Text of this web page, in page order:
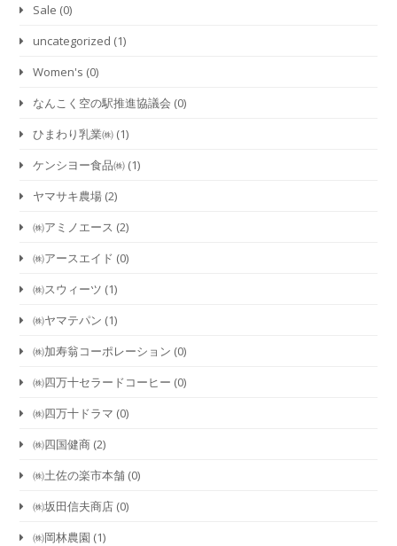
Sale (0)
uncategorized (1)
Women's (0)
なんこく空の駅推進協議会 (0)
ひまわり乳業㈱ (1)
ケンシヨー食品㈱ (1)
ヤマサキ農場 (2)
㈱アミノエース (2)
㈱アースエイド (0)
㈱スウィーツ (1)
㈱ヤマテパン (1)
㈱加寿翁コーポレーション (0)
㈱四万十セラードコーヒー (0)
㈱四万十ドラマ (0)
㈱四国健商 (2)
㈱土佐の楽市本舗 (0)
㈱坂田信夫商店 (0)
㈱岡林農園 (1)